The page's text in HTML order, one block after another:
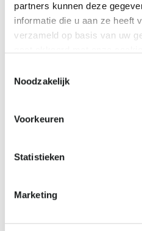
partners kunnen deze
informatie die u aan ze heeft
verzameld op basis van uw
Noodzakelijk
Voorkeuren
Statistieken
Marketing
Van 12 augustus t/
OPENINGSTIJDEN
Indien gewenst